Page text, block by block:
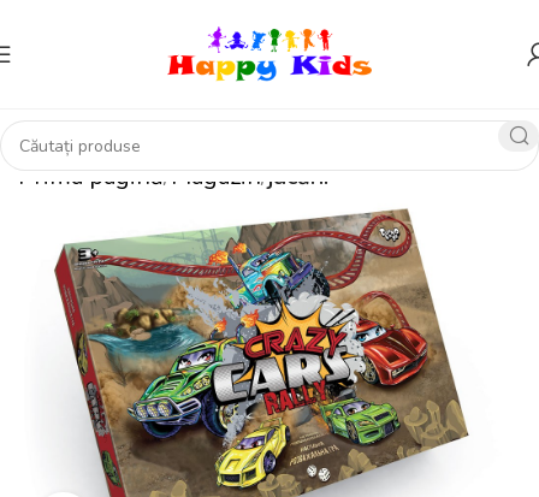
Prima pagină Magazin jucării